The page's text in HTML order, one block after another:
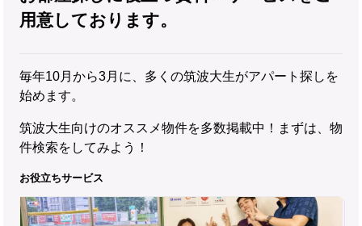
用意しております。
毎年10月から3月に、多くの筑波大生がアパート探しを
始めます。
筑波大生向けのオススメ物件を多数掲載中！まずは、物
件検索をしてみよう！
お役立ちサービス